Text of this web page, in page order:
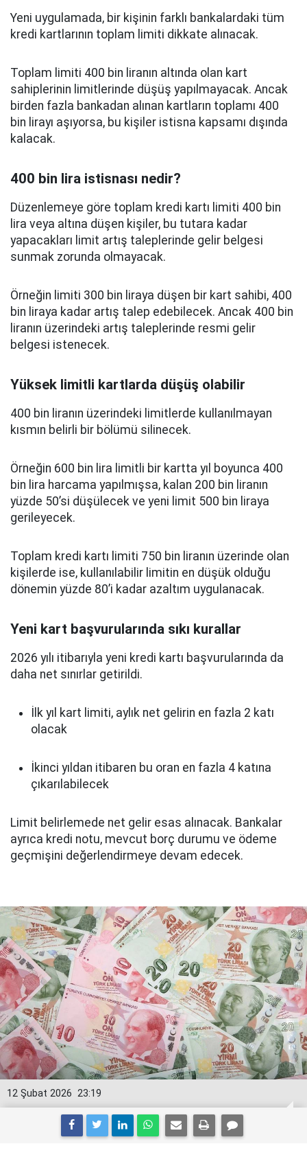
Yeni uygulamada, bir kişinin farklı bankalardaki tüm
kredi kartlarının toplam limiti dikkate alınacak.
Toplam limiti 400 bin liranın altında olan kart
sahiplerinin limitlerinde düşüş yapılmayacak. Ancak
birden fazla bankadan alınan kartların toplamı 400
bin lirayı aşıyorsa, bu kişiler istisna kapsamı dışında
kalacak.
400 bin lira istisnası nedir?
Düzenlemeye göre toplam kredi kartı limiti 400 bin
lira veya altına düşen kişiler, bu tutara kadar
yapacakları limit artış taleplerinde gelir belgesi
sunmak zorunda olmayacak.
Örneğin limiti 300 bin liraya düşen bir kart sahibi, 400
bin liraya kadar artış talep edebilecek. Ancak 400 bin
liranın üzerindeki artış taleplerinde resmi gelir
belgesi istenecek.
Yüksek limitli kartlarda düşüş olabilir
400 bin liranın üzerindeki limitlerde kullanılmayan
kısmın belirli bir bölümü silinecek.
Örneğin 600 bin lira limitli bir kartta yıl boyunca 400
bin lira harcama yapılmışsa, kalan 200 bin liranın
yüzde 50’si düşülecek ve yeni limit 500 bin liraya
gerileyecek.
Toplam kredi kartı limiti 750 bin liranın üzerinde olan
kişilerde ise, kullanılabilir limitin en düşük olduğu
dönemin yüzde 80’i kadar azaltım uygulanacak.
Yeni kart başvurularında sıkı kurallar
2026 yılı itibarıyla yeni kredi kartı başvurularında da
daha net sınırlar getirildi.
İlk yıl kart limiti, aylık net gelirin en fazla 2 katı
olacak
İkinci yıldan itibaren bu oran en fazla 4 katına
çıkarılabilecek
Limit belirlemede net gelir esas alınacak. Bankalar
ayrıca kredi notu, mevcut borç durumu ve ödeme
geçmişini değerlendirmeye devam edecek.
23:19
12 Şubat 2026